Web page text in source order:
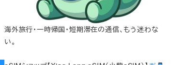
海外旅行・一時帰国・短期滞在の通信、もう迷わな
い。